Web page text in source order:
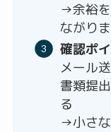
→余裕
ながりま
確認ポ
メール
書類提
る
→小さな